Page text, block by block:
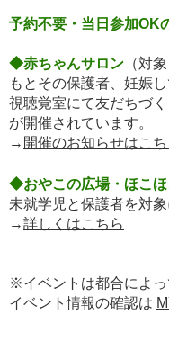
予約不要・当日参加OK
◆赤ちゃんサロン （対
もとその保護者、妊娠
視聴覚室にて友だちづ
が開催されています。
→ 開催のお知らせはこち
◆おやこの広場・ほこほ
未就学児と保護者を対
→詳しくはこちら
※イベントは都合によっ
イベント情報の確認は